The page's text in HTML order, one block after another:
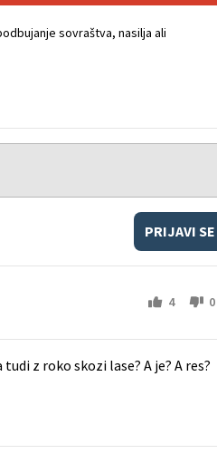
sovraštva, nasilja ali
PRIJAVI SE
4 0
z roko skozi lase? A je? A res?